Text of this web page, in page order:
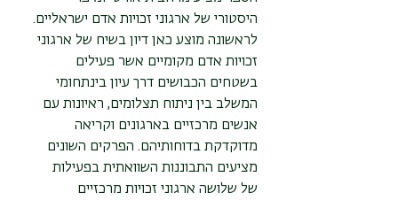
היסטורי של ארגוני זכויות אדם ישראליים.
לראשונה מוצע כאן דיון בשיח של ארגוני
זכויות אדם מקומיים אשר פעילים
בשטחים הכבושים דרך עיון בינתחומי
המשלב בין ניתוח תצלומים, ראיונות עם
אנשים מרכזיים בארגונים וקריאה
מדוקדקת בדוחותיהם. הפרקים השונים
מציעים התבוננות השוואתית בפעילות
של שלושה ארגוני זכויות מרכזיים